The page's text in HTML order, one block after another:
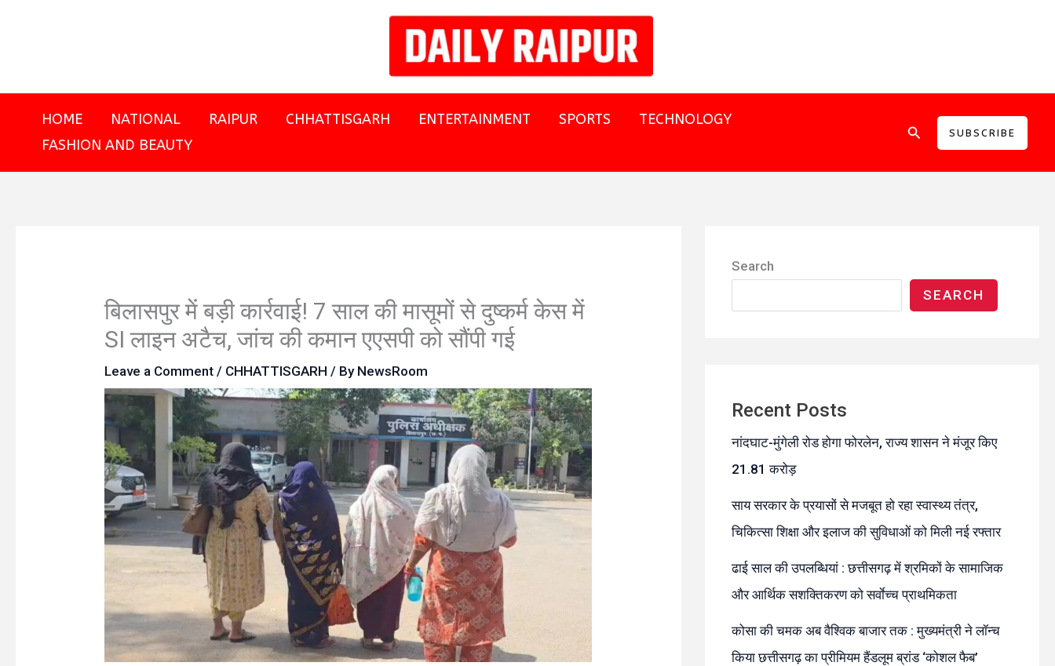
HOME NATIONAL RAIPUR CHHATTISGARH ENTERTAINMENT SPORTS
TECHNOLOGY
FASHION AND BEAUTY
SearchSUBSCRIBE
बिलासपुर में बड़ी कार्रवाई! 7 साल की मासूमों से दुष्कर्म केस में
SI लाइन अटैच, जांच की कमान एएसपी को सौंपी गई
Leave a Comment / CHHATTISGARH / By NewsRoom
Search
SEARCH
Recent Posts
नांदघाट-मुंगेली रोड होगा फोरलेन, राज्य शासन ने मंजूर किए
21.81 करोड़
साय सरकार के प्रयासों से मजबूत हो रहा स्वास्थ्य तंत्र,
चिकित्सा शिक्षा और इलाज की सुविधाओं को मिली नई रफ्तार
ढाई साल की उपलब्धियां : छत्तीसगढ़ में श्रमिकों के सामाजिक
और आर्थिक सशक्तिकरण को सर्वाेच्च प्राथमिकता
कोसा की चमक अब वैश्विक बाजार तक : मुख्यमंत्री ने लॉन्च
किया छत्तीसगढ़ का प्रीमियम हैंडलूम ब्रांड ‘कोशल फैब’